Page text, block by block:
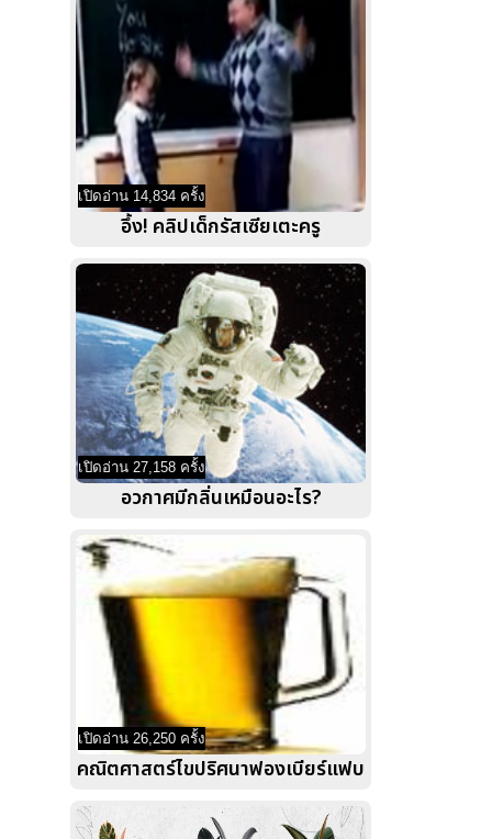
เปิดอ่าน 14,834 ครั้ง
อึ้ง! คลิปเด็กรัสเซียเตะครู
เปิดอ่าน 27,158 ครั้ง
อวกาศมีกลิ่นเหมือนอะไร?
เปิดอ่าน 26,250 ครั้ง
คณิตศาสตร์ไขปริศนาฟองเบียร์แฟบ